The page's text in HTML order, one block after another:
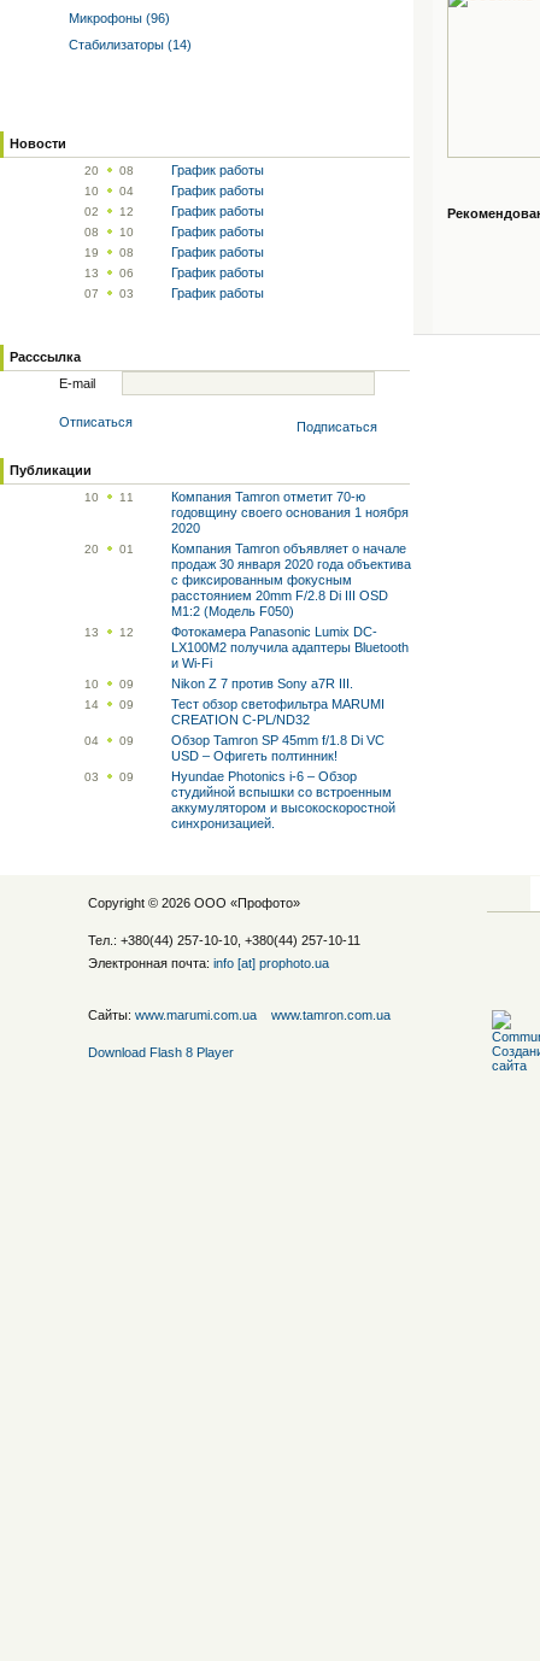
Микрофоны (96)
Стабилизаторы (14)
Новости
20 08 График работы
10 04 График работы
02 12 График работы
08 10 График работы
19 08 График работы
13 06 График работы
07 03 График работы
Расссылка
E-mail
Отписаться Подписаться
Публикации
10 11
Компания Tamron отметит 70-ю
годовщину своего основания 1 ноября
2020
20 01
Компания Tamron объявляет о начале
продаж 30 января 2020 года объектива
с фиксированным фокусным
расстоянием 20mm F/2.8 Di III OSD
M1:2 (Модель F050)
13 12
Фотокамера Panasonic Lumix DC-
LX100M2 получила адаптеры Bluetooth
и Wi-Fi
10 09 Nikon Z 7 против Sony a7R III.
14 09
Тест обзор светофильтра MARUMI
CREATION C-PL/ND32
04 09
Обзор Tamron SP 45mm f/1.8 Di VC
USD – Офигеть полтинник!
03 09
Hyundae Photonics i-6 – Обзор
студийной вспышки со встроенным
аккумулятором и высокоскоростной
синхронизацией.
Copyright © 2026 ООО «Профото»
Тел.: +380(44) 257-10-10, +380(44) 257-10-11
Электронная почта: info [at] prophoto.ua
Сайты: www.marumi.com.ua www.tamron.com.ua
Download Flash 8 Player